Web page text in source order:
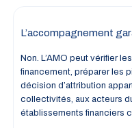
L’accompagnement
Non. L’AMO peut vérifier
financement, préparer les
décision d’attribution
collectivités, aux acteurs
établissements financiers